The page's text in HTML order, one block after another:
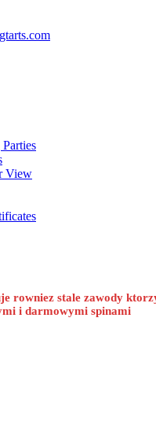
View
rowniez stale zawody
i darmowymi spinami